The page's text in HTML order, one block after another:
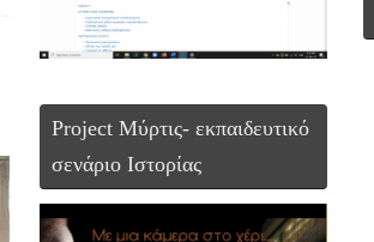
Project Μύρτις- εκπαιδευτικό
σενάριο Ιστορίας